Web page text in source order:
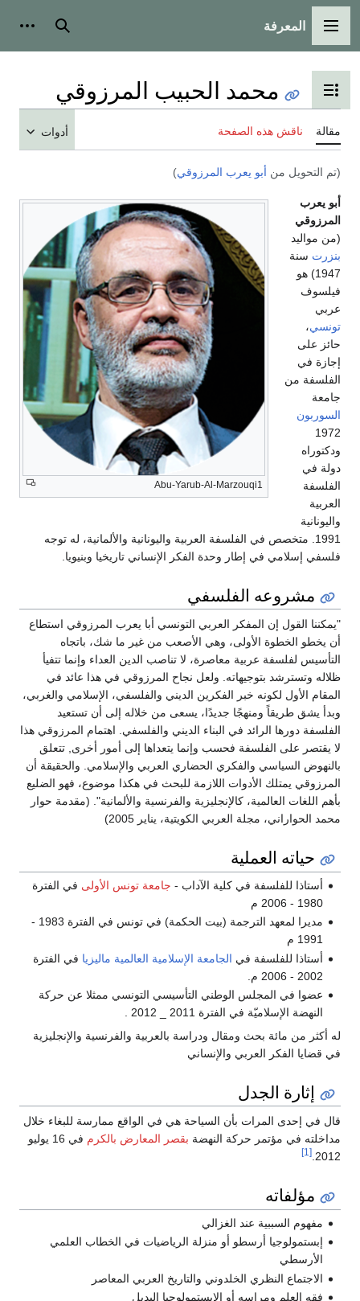
القائمة الرئيسية
المعرفة بحث
تبديل عرض جدول المحتويات
محمد الحبيب المرزوقي
مقالة ناقش هذه الصفحة أدوات
(تم التحويل من أبو يعرب المرزوقي)
Abu-Yarub-Al-Marzouqi1
أبو يعرب
المرزوقي
(من مواليد
بنزرت سنة
1947) هو
فيلسوف
عربي
تونسي،
حائز على
إجازة في
الفلسفة من
جامعة
السوربون
1972
ودكتوراه
دولة في
الفلسفة
العربية
واليونانية
1991. متخصص في الفلسفة العربية واليونانية والألمانية، له توجه
فلسفي إسلامي في إطار وحدة الفكر الإنساني تاريخيا وبنيويا.
مشروعه الفلسفي
"يمكننا القول إن المفكر العربي التونسي أبا يعرب المرزوقي استطاع
أن يخطو الخطوة الأولى، وهي الأصعب من غير ما شك، باتجاه
التأسيس لفلسفة عربية معاصرة، لا تناصب الدين العداء وإنما تتفيأ
ظلاله وتسترشد بتوجيهاته. ولعل نجاح المرزوقي في هذا عائد في
المقام الأول لكونه خبر الفكرين الديني والفلسفي، الإسلامي والغربي،
وبدأ يشق طريقاً ومنهجًا جديدًا، يسعى من خلاله إلى أن تستعيد
الفلسفة دورها الرائد في البناء الديني والفلسفي. اهتمام المرزوقي هذا
لا يقتصر على الفلسفة فحسب وإنما يتعداها إلى أمور أخرى, تتعلق
بالنهوض السياسي والفكري الحضاري العربي والإسلامي. والحقيقة أن
المرزوقي يمتلك الأدوات اللازمة للبحث في هكذا موضوع، فهو الضليع
بأهم اللغات العالمية، كالإنجليزية والفرنسية والألمانية". (مقدمة حوار
محمد الحواراني، مجلة العربي الكويتية، يناير 2005)
حياته العملية
أستاذا للفلسفة في كلية الآداب - جامعة تونس الأولى في الفترة
1980 - 2006 م
مديرا لمعهد الترجمة (بيت الحكمة) في تونس في الفترة 1983 -
1991 م
أستاذا للفلسفة في الجامعة الإسلامية العالمية ماليزيا في الفترة
2002 - 2006 م.
عضوا في المجلس الوطني التأسيسي التونسي ممثلا عن حركة
النهضة الإسلاميّة في الفترة 2011 _ 2012 .
له أكثر من مائة بحث ومقال ودراسة بالعربية والفرنسية والإنجليزية
في قضايا الفكر العربي والإنساني
إثارة الجدل
قال في إحدى المرات بأن السياحة هي في الواقع ممارسة للبغاء خلال
مداخلته في مؤتمر حركة النهضة بقصر المعارض بالكرم
في 16 يوليو
2012.
[1]
مؤلفاته
مفهوم السببية عند الغزالي
إبستمولوجيا أرسطو أو منزلة الرياضيات في الخطاب العلمي
الأرسطي
الاجتماع النظري الخلدوني والتاريخ العربي المعاصر
فقه العلم ومراسه أو الإبستمولوجيا البديل